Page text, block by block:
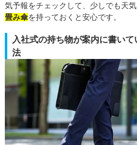
気予報をチェックして、少しでも天
畳み傘を持っておくと安心です。
入社式の持ち物が案内に書い
法